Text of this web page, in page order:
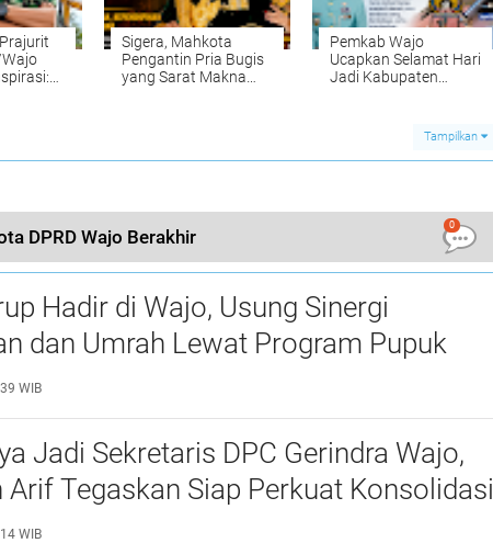
Sigera, Mahkota
Pengantin Pria Bugis
yang Sarat Makna
Pemkab Wajo
Ucapkan Selamat Hari
Jadi Kabupaten
Tampilkan
DPRD Wajo Berakhir
0
Hadir di Wajo, Usung Sinergi
dan Umrah Lewat Program Pupuk
DP Umrah
WIB
Jadi Sekretaris DPC Gerindra Wajo,
Arif Tegaskan Siap Perkuat Konsolidasi
WIB